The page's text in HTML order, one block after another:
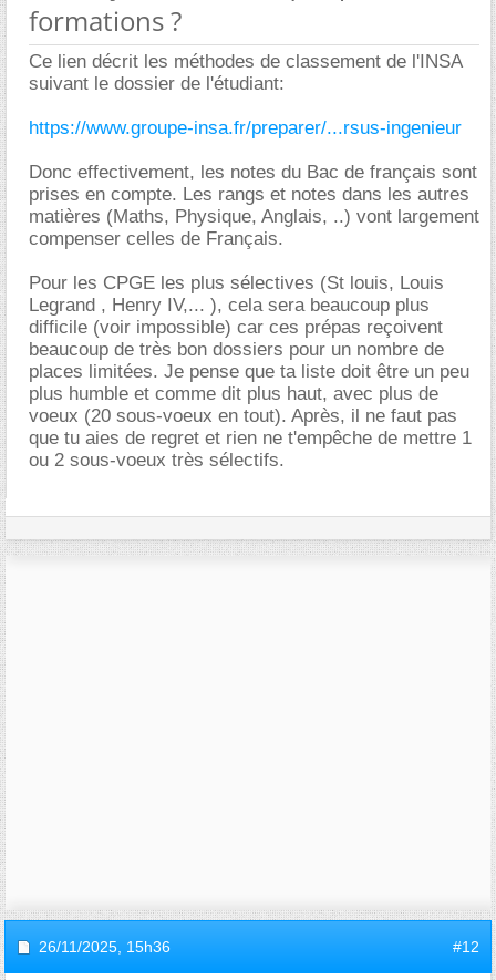
formations ?
Ce lien décrit les méthodes de classement de l'INSA
suivant le dossier de l'étudiant:
https://www.groupe-insa.fr/preparer/...rsus-ingenieur
Donc effectivement, les notes du Bac de français sont
prises en compte. Les rangs et notes dans les autres
matières (Maths, Physique, Anglais, ..) vont largement
compenser celles de Français.
Pour les CPGE les plus sélectives (St louis, Louis
Legrand , Henry IV,... ), cela sera beaucoup plus
difficile (voir impossible) car ces prépas reçoivent
beaucoup de très bon dossiers pour un nombre de
places limitées. Je pense que ta liste doit être un peu
plus humble et comme dit plus haut, avec plus de
voeux (20 sous-voeux en tout). Après, il ne faut pas
que tu aies de regret et rien ne t'empêche de mettre 1
ou 2 sous-voeux très sélectifs.
26/11/2025, 15h36 #12